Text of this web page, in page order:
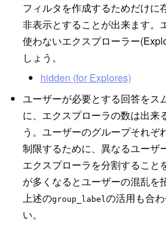
フィルタを作成するためだけに
非表示とすることが出来ます。
使わないエクスプローラー
しょう。
hidden (for Explores)
ユーザーが必要とする回答をス
に、エクスプローラの数は出来
う。ユーザーのグループそれぞ
制限するために、異なるユーザ
エクスプローラを分割すること
が多くなるとユーザーの混乱を
上述のgroup_label の活用も合
い。